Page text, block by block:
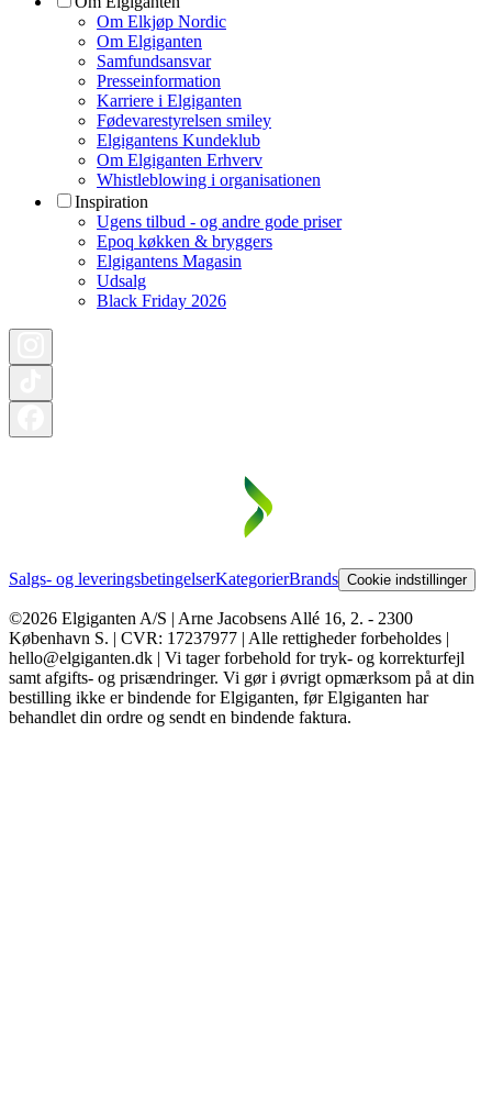
Om Elkjøp Nordic
Om Elgiganten
Samfundsansvar
Presseinformation
Karriere i Elgiganten
Fødevarestyrelsen smiley
Elgigantens Kundeklub
Om Elgiganten Erhverv
Whistleblowing i organisationen
Inspiration
Ugens tilbud - og andre gode priser
Epoq køkken & bryggers
Elgigantens Magasin
Udsalg
Black Friday 2026
Salgs- og leveringsbetingelserKategorierBrands Cookie indstillinger
©2026 Elgiganten A/S | Arne Jacobsens Allé 16, 2. - 2300
København S. | CVR: 17237977 | Alle rettigheder forbeholdes |
hello@elgiganten.dk | Vi tager forbehold for tryk- og korrekturfejl
samt afgifts- og prisændringer. Vi gør i øvrigt opmærksom på at din
bestilling ikke er bindende for Elgiganten, før Elgiganten har
behandlet din ordre og sendt en bindende faktura.